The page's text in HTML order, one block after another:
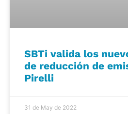
SBTi valida los
de reducción de
Pirelli
31 de May de 2022